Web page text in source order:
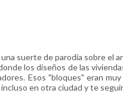
suerte de parodia sobre el
los diseños de las
Esos "bloques" eran
en otra ciudad y te